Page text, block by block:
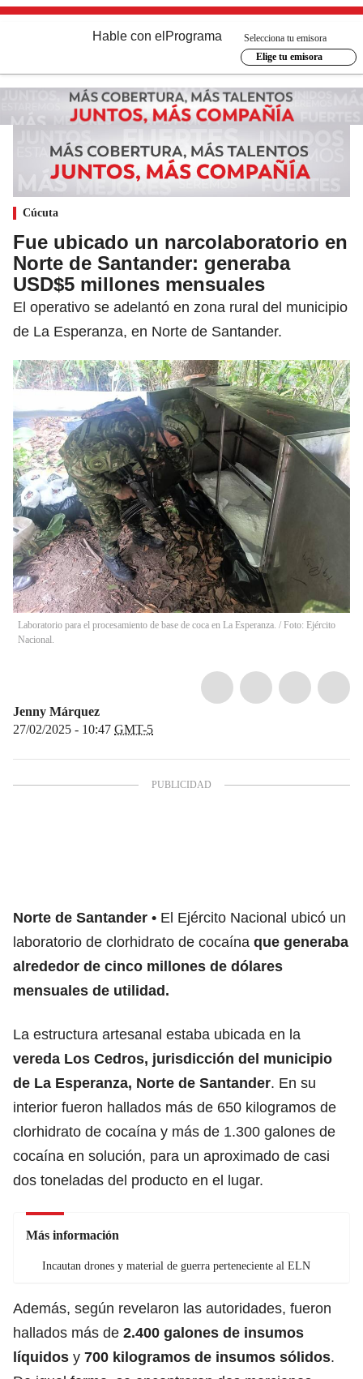
Hable con el Programa
Selecciona tu emisora
Elige tu emisora
Cúcuta
Fue ubicado un narcolaboratorio en
Norte de Santander: generaba
USD$5 millones mensuales
El operativo se adelantó en zona rural del municipio
de La Esperanza, en Norte de Santander.
Laboratorio para el procesamiento de base de coca en La Esperanza. / Foto: Ejército
Nacional.
Jenny Márquez
27/02/2025 - 10:47 GMT-5
Norte de Santander
El Ejército Nacional ubicó un
laboratorio de clorhidrato de cocaína que generaba
alrededor de cinco millones de dólares
mensuales de utilidad.
La estructura artesanal estaba ubicada en la
vereda Los Cedros, jurisdicción del municipio
de La Esperanza, Norte de Santander. En su
interior fueron hallados más de 650 kilogramos de
clorhidrato de cocaína y más de 1.300 galones de
cocaína en solución, para un aproximado de casi
dos toneladas del producto en el lugar.
Más información
Incautan drones y material de guerra perteneciente al ELN
Además, según revelaron las autoridades, fueron
hallados más de 2.400 galones de insumos
líquidos y 700 kilogramos de insumos sólidos.